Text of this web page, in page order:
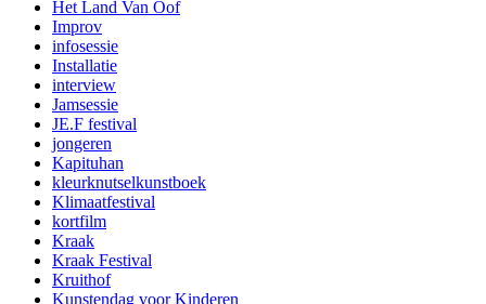
Het Land Van Oof
Improv
infosessie
Installatie
interview
Jamsessie
JE.F festival
jongeren
Kapituhan
kleurknutselkunstboek
Klimaatfestival
kortfilm
Kraak
Kraak Festival
Kruithof
Kunstendag voor Kinderen